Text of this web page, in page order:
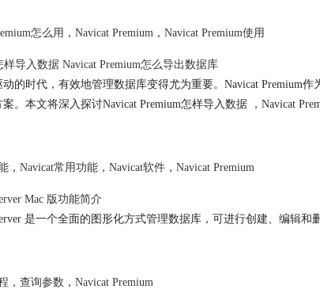
怎么用 ，Navicat Premium ，Navicat Premium使用
样导入数据Navicat Premium怎么导出数据库
的时代，有效地管理数据库变得尤为重要。Navicat Premium作
。本文将深入探讨Navicat Premium怎样导入数据 ，Navicat
，Navicat常用功能 ，Navicat软件 ，Navicat Premium
Mac 版功能简介
是一个全面的图形化方式管理数据库，可进行创建、编辑
，查询参数 ，Navicat Premium